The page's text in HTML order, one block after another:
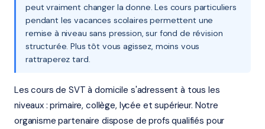
peut vraiment changer la donne. Les cours particuliers
pendant les vacances scolaires permettent une
remise à niveau sans pression, sur fond de révision
structurée. Plus tôt vous agissez, moins vous
rattraperez tard.
Les cours de SVT à domicile s'adressent à tous les
niveaux : primaire, collège, lycée et supérieur. Notre
organisme partenaire dispose de profs qualifiés pour